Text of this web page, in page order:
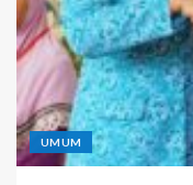
UMUM